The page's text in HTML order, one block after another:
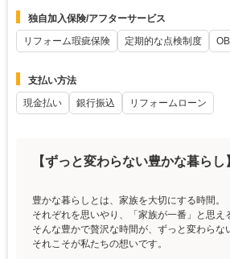
独自加入保険/アフターサービス
リフォーム瑕疵保険
定期的な点検制度
支払い方法
現金払い
銀行振込 リフォームローン
【ずっと変わらない豊かな暮らし
豊かな暮らしとは、家族を大切にする時間。
それぞれを思いやり、「家族が一番」と思え
そんな豊かで贅沢な時間が、ずっと変わら
それこそが私たちの想いです。